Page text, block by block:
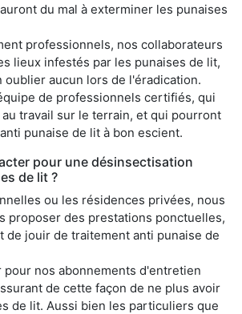
du mal à exterminer les punaises
professionnels, nos collaborateurs
lieux infestés par les punaises de lit,
oublier aucun lors de l'éradication.
de professionnels certifiés, qui
travail sur le terrain, et qui pourront
punaise de lit à bon escient.
pour une désinsectisation
de lit ?
ou les résidences privées, nous
proposer des prestations ponctuelles,
de jouir de traitement anti punaise de
pour nos abonnements d'entretien
de cette façon de ne plus avoir
de lit. Aussi bien les particuliers que